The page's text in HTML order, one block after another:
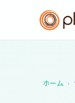
ホーム ›